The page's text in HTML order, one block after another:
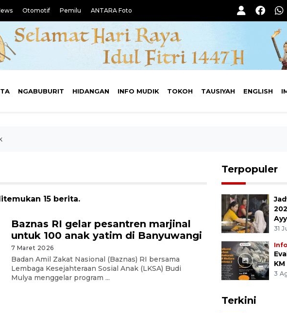
Otomotif Pemilu ANTARA Foto
NGABUBURIT HIDANGAN INFO MUDIK TOKOH TAUSIYAH ENGLISH
15 berita.
Baznas RI gelar pesantren marjinal
untuk 100 anak yatim di Banyuwangi
7 Maret 2026
Badan Amil Zakat Nasional (Baznas) RI bersama
Lembaga Kesejahteraan Sosial Anak (LKSA) Budi
Mulya menggelar program ...
Terpopuler
31
3
Terkini